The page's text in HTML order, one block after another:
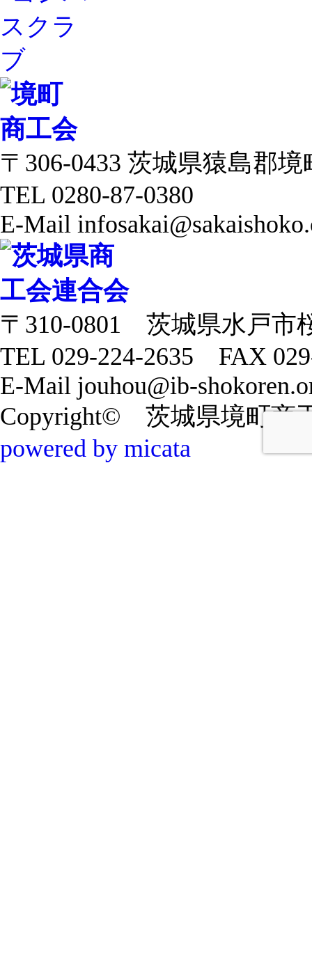
〒306-0433 茨城県猿島郡境
TEL 0280-87-0380
E-Mail
〒310-0801 茨城県水戸市
TEL 029-224-2635 FAX
E-Mail jouhou@ib-
Copyright© 茨城県境町商
powered by micata